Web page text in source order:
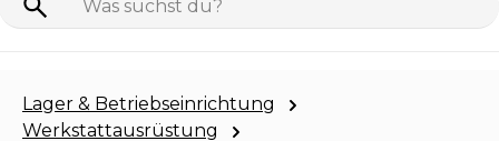
Lager & Betriebseinrichtung
Werkstattausrüstung